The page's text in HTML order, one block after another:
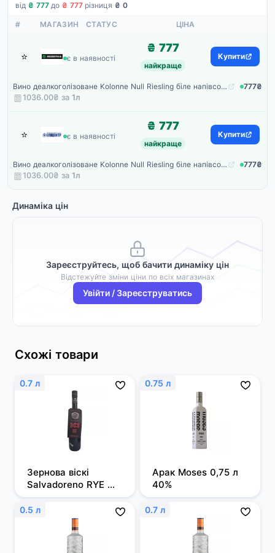
від ₴ 777·до ₴ 777·різниця ₴ 0
# МАГАЗИН СТАТУС ЦІНА
⭐ Rozetka
є в наявності
₴ 777
найкраще
Купити
Вино деалкоголізоване Kolonne Null Riesling біле напівcолодке 0.75 л (4260660140027)
777₴
1036.00₴ за 1л
⭐ Епіцентр
є в наявності
₴ 777
найкраще
Купити
Вино деалкоголізоване Kolonne Null Riesling біле напівсолодке 0,75 л
777₴
1036.00₴ за 1л
Динаміка цін
Зареєструйтесь, щоб бачити динаміку цін
Відстежуйте зміни ціни по всіх магазинах
Увійти / Зареєструватись
Схожі товари
0.7 л
Зернова віскі
Salvadoreno RYE
0,7л 50%
0.75 л
Арак Moses 0,75 л
40%
0.5 л 0.7 л